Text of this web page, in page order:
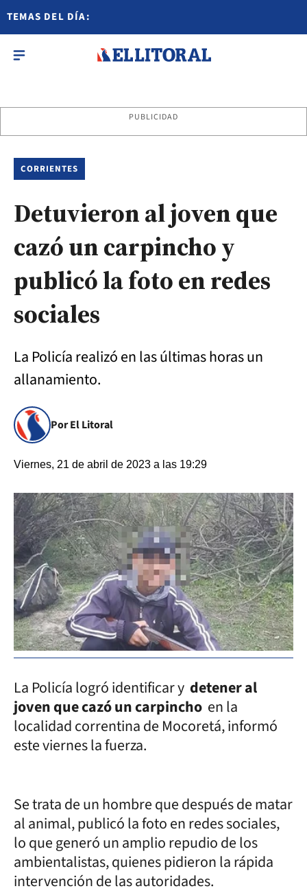
TEMAS DEL DÍA:
PUBLICIDAD
CORRIENTES
Detuvieron al joven que
cazó un carpincho y
publicó la foto en redes
sociales
La Policía realizó en las últimas horas un
allanamiento.
Por El Litoral
Viernes, 21 de abril de 2023 a las 19:29
La Policía logró identificar y detener al
joven que cazó un carpincho en la
localidad correntina de Mocoretá, informó
este viernes la fuerza.
Se trata de un hombre que después de matar
al animal, publicó la foto en redes sociales,
lo que generó un amplio repudio de los
ambientalistas, quienes pidieron la rápida
intervención de las autoridades.